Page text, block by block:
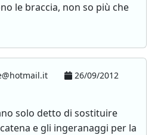
le braccia, non so più che
26/09/2012
solo detto di sostituire
e gli ingeranaggi per la